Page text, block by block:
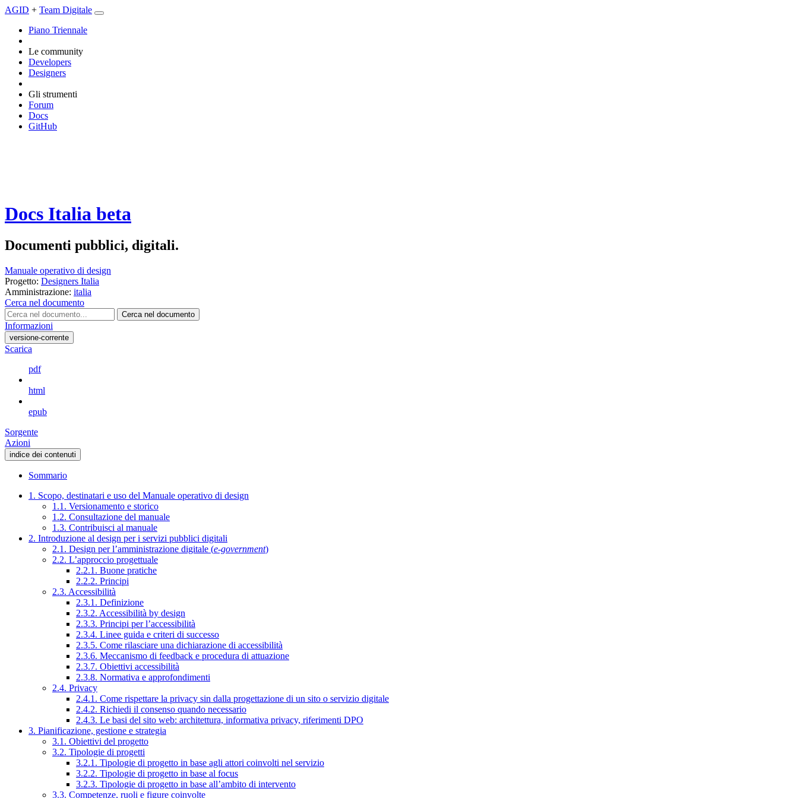
AGID + Team Digitale
Piano Triennale
Le community
Developers
Designers
Gli strumenti
Forum
Docs
GitHub
Docs Italia beta
Documenti pubblici, digitali.
Manuale operativo di design
Progetto: Designers Italia
Amministrazione: italia
Cerca nel documento
Cerca nel documento
Informazioni
versione-corrente
Scarica
pdf
html
epub
Sorgente
Azioni
indice dei contenuti
Sommario
1. Scopo, destinatari e uso del Manuale operativo di design
1.1. Versionamento e storico
1.2. Consultazione del manuale
1.3. Contribuisci al manuale
2. Introduzione al design per i servizi pubblici digitali
2.1. Design per l’amministrazione digitale (e-government)
2.2. L’approccio progettuale
2.2.1. Buone pratiche
2.2.2. Principi
2.3. Accessibilità
2.3.1. Definizione
2.3.2. Accessibilità by design
2.3.3. Principi per l’accessibilità
2.3.4. Linee guida e criteri di successo
2.3.5. Come rilasciare una dichiarazione di accessibilità
2.3.6. Meccanismo di feedback e procedura di attuazione
2.3.7. Obiettivi accessibilità
2.3.8. Normativa e approfondimenti
2.4. Privacy
2.4.1. Come rispettare la privacy sin dalla progettazione di un sito o servizio digitale
2.4.2. Richiedi il consenso quando necessario
2.4.3. Le basi del sito web: architettura, informativa privacy, riferimenti DPO
3. Pianificazione, gestione e strategia
3.1. Obiettivi del progetto
3.2. Tipologie di progetti
3.2.1. Tipologie di progetto in base agli attori coinvolti nel servizio
3.2.2. Tipologie di progetto in base al focus
3.2.3. Tipologie di progetto in base all’ambito di intervento
3.3. Competenze, ruoli e figure coinvolte